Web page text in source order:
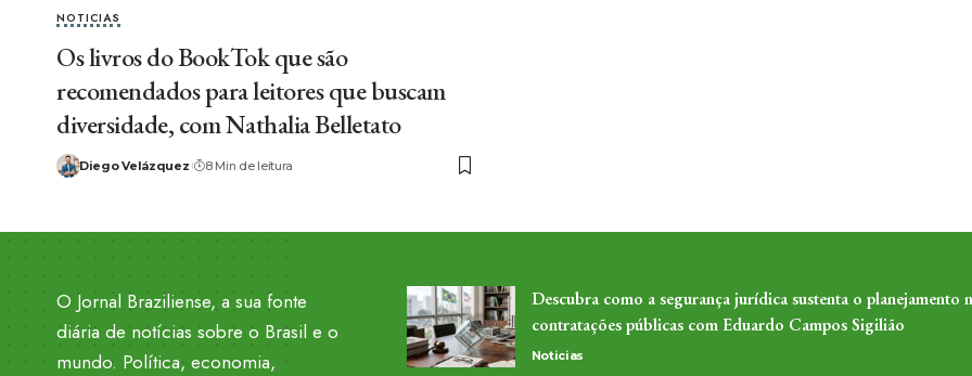
NOTICIAS
Os livros do BookTok que são
recomendados para leitores que buscam
diversidade, com Nathalia Belletato
Diego Velázquez 8 Min de leitura
O Jornal Braziliense, a sua fonte
diária de notícias sobre o Brasil e o
mundo. Política, economia,
Descubra como a segurança jurídica sustenta o planejamento
contratações públicas com Eduardo Campos Sigilião
Noticias